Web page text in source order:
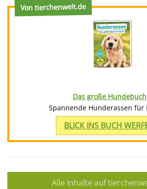
Von tierchenwelt.de
Das große Hundebuch
Spannende Hunderassen für
BLICK INS BUCH
Alle Inhalte auf